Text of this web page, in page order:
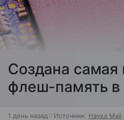
Создана самая
флеш-память
1 день назад Источник: Наука Mail